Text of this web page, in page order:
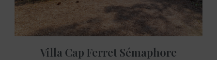
Villa Cap Ferret Sémaphore